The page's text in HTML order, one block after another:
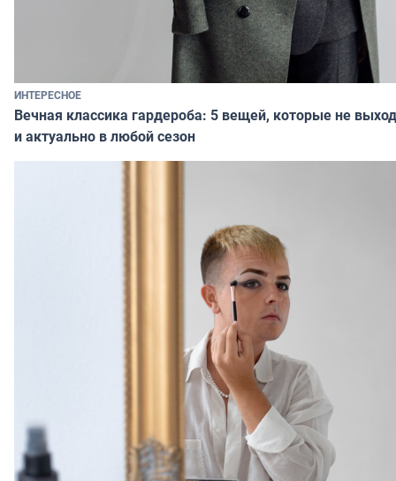
ИНТЕРЕСНОЕ
Вечная классика гардероба: 5 вещей, которые не
и актуально в любой сезон